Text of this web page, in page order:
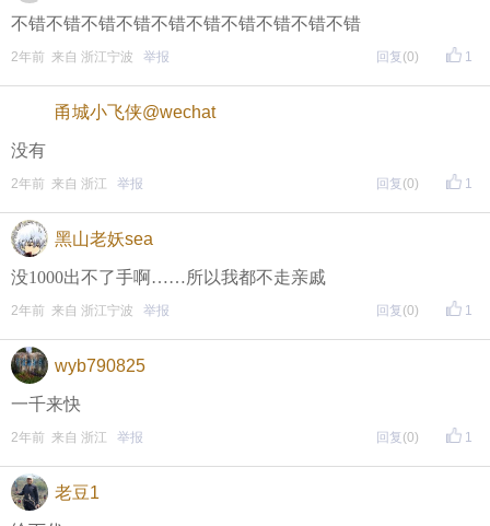
不错不错不错不错不错不错不错不错不错不错
1
2年前 来自 浙江宁波 举报 回复 (0)
甬城小飞侠@wechat
没有
1
2年前 来自 浙江 举报 回复 (0)
黑山老妖sea
没1000出不了手啊……所以我都不走亲戚
1
2年前 来自 浙江宁波 举报 回复 (0)
wyb790825
一千来快
1
2年前 来自 浙江 举报 回复 (0)
老豆1